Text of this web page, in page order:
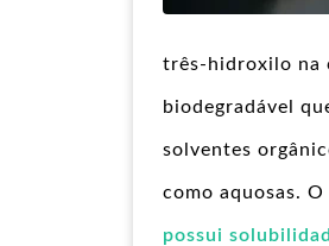
três-hidroxilo na
biodegradável
solventes
como aquosas.
possui